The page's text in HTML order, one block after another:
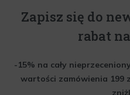
Zapisz się do
rabat
-15% na cały
wartości zamówienia 199